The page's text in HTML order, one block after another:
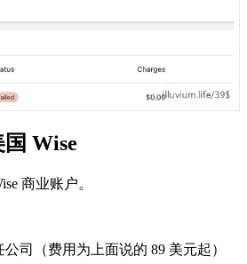
Wise
商业账户。
司（费用为上面说的 89 美元起）